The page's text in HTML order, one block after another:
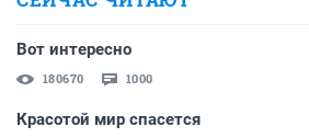
Вот интересно
180670 1000
Красотой мир спасется